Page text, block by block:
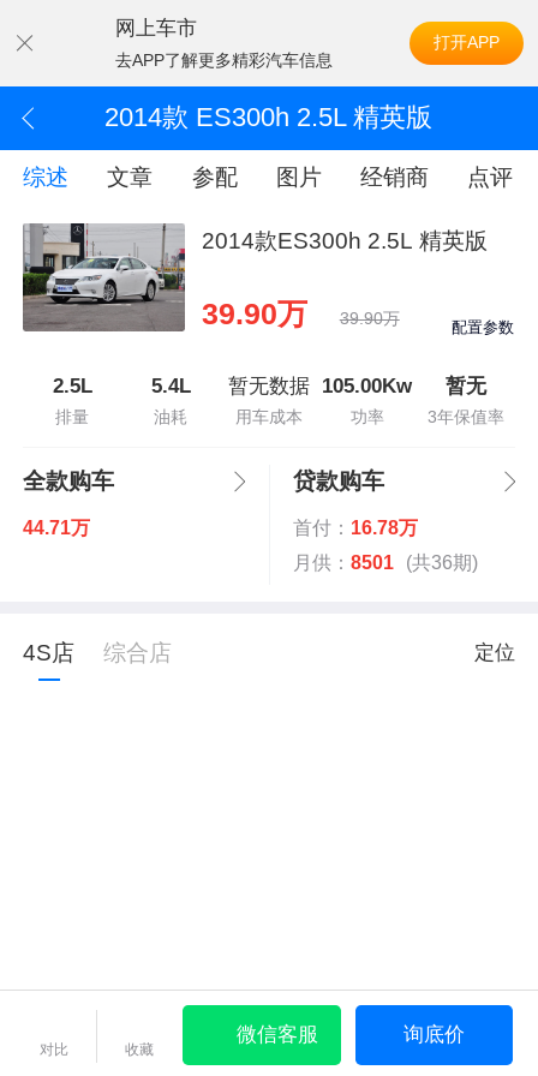
网上车市
去APP了解更多精彩汽车信息
打开APP
2014款 ES300h 2.5L 精英版
综述 文章 参配 图片 经销商 点评
2014款ES300h 2.5L 精英版
39.90万 39.90万 配置参数
2.5L
排量
5.4L
油耗
暂无数据
用车成本
105.00Kw
功率
暂无
3年保值率
全款购车
44.71万
贷款购车
首付： 16.78万
月供： 8501 (共36期)
4S店 综合店 定位
对比 收藏
微信客服 询底价